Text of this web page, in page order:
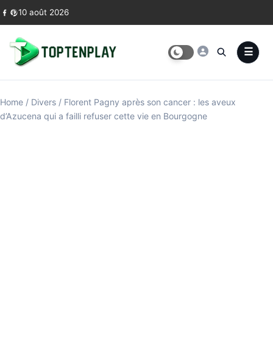
Skip to content
10 août 2026
Home / Divers / Florent Pagny après son cancer : les aveux
d’Azucena qui a failli refuser cette vie en Bourgogne